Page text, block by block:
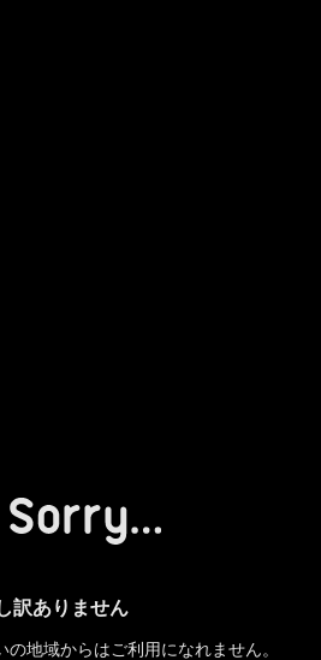
訳ありません
地域からはご利用になれません。